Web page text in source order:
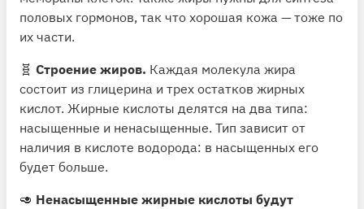
половых гормонов, так что хорошая кожа — тоже по
их части.
🧬 Строение жиров. Каждая молекула жира
состоит из глицерина и трех остатков жирных
кислот. Жирные кислоты делятся на два типа:
насыщенные и ненасыщенные. Тип зависит от
наличия в кислоте водорода: в насыщенных его
будет больше.
🥑 Ненасыщенные жирные кислоты будут